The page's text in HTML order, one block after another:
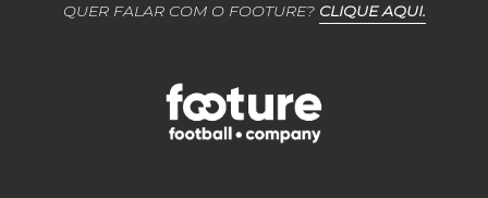
QUER FALAR COM O FOOTURE? CLIQUE AQUI.